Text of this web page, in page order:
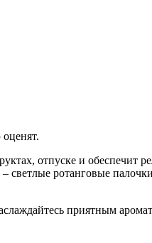
отпуске и обеспечит
ротанговые
приятным